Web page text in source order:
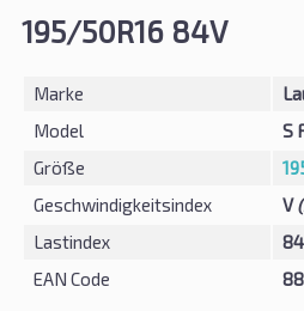
195/50R16 84V
Marke
Model
S
Größe
Geschwindigkeitsindex
V
Lastindex
84
EAN Code